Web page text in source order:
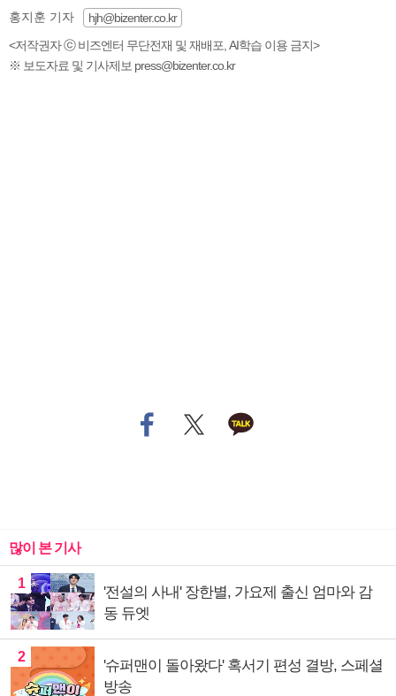
홍지훈 기자
hjh@bizenter.co.kr
<저작권자 ⓒ 비즈엔터 무단전재 및 재배포, AI학습 이용 금지>
※ 보도자료 및 기사제보 press@bizenter.co.kr
많이 본 기사
1
'전설의 사내' 장한별, 가요제 출신 엄마와 감
동 듀엣
2
'슈퍼맨이 돌아왔다' 혹서기 편성 결방, 스페셜
방송